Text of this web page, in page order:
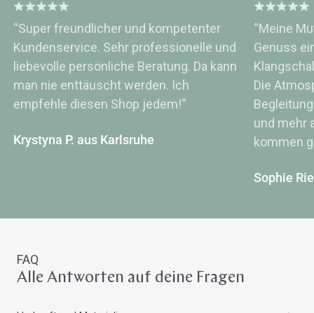
“Super freundlicher und kompetenter
Kundenservice. Sehr professionelle und
liebevolle persönliche Beratung. Da kann
man nie enttäuscht werden. Ich
empfehle diesen Shop jedem!“
Krystyna P. aus Karlsruhe
“Meine
Genuss
Die
und mehr
kommen
Sophie
FAQ
Alle Antworten auf deine Fragen